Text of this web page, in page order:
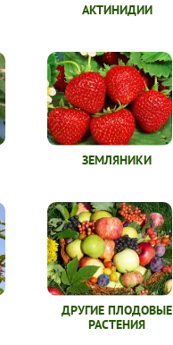
АКТИНИДИИ
ЗЕМЛЯНИКИ
ДРУГИЕ ПЛОДОВЫЕ
РАСТЕНИЯ